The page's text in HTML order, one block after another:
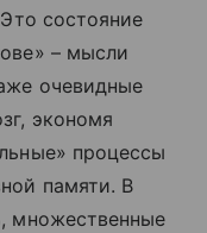
состояние
– мысли
очевидные
экономя
процессы
памяти. В
множественные